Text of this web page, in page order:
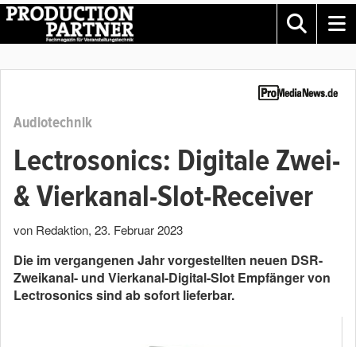
Audiotechnik
Lectrosonics: Digitale Zwei-
& Vierkanal-Slot-Receiver
von Redaktion, 23. Februar 2023
Die im vergangenen Jahr vorgestellten neuen DSR-
Zweikanal- und Vierkanal-Digital-Slot Empfänger von
Lectrosonics sind ab sofort lieferbar.